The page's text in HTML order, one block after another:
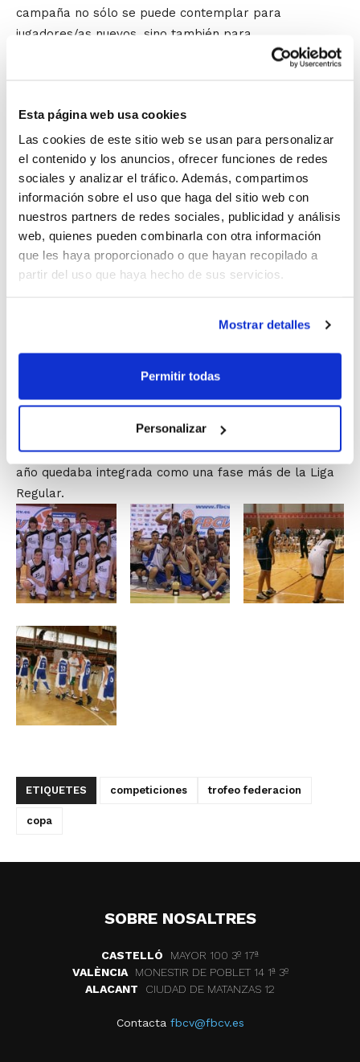
Esta página web usa cookies
Las cookies de este sitio web se usan para personalizar
el contenido y los anuncios, ofrecer funciones de redes
sociales y analizar el tráfico. Además, compartimos
información sobre el uso que haga del sitio web con
nuestros partners de redes sociales, publicidad y análisis
web, quienes pueden combinarla con otra información
que les haya proporcionado o que hayan recopilado a
partir del uso que haya hecho de sus servicios.
Mostrar detalles
Permitir todas
Personalizar
campaña no sólo se puede contemplar para
jugadores/as nuevos, sino también para
incorporaciones de jugadores/as procedentes de otros
Además, todas las altas de jugadores/as son a coste
cero. Únicamente deberán abonar el Seguro de
Accidente Deportivo (20 euros) los jugadores/as
nuevos, que son quienes no han tenido licencia esta
temporada ni en las Competiciones FBCV ni en
Iniciación al Rendimiento.
Al igual que en la edición del pasado año, y tal y como
sucede en la Lliga Valenciana, habrá
Por otra parte, para esta temporada, no sólo se
consolida la categoría minibasket, sino que se abre a
todos la categoría Junior Femenino, que hasta este
año quedaba integrada como una fase más de la Liga
Regular.
ETIQUETES competiciones trofeo federacion
copa
SOBRE NOSALTRES
CASTELLÓ
MAYOR 100 3º 17ª
VALÈNCIA
MONESTIR DE POBLET 14 1ª 3º
ALACANT
CIUDAD DE MATANZAS 12
Contacta fbcv@fbcv.es